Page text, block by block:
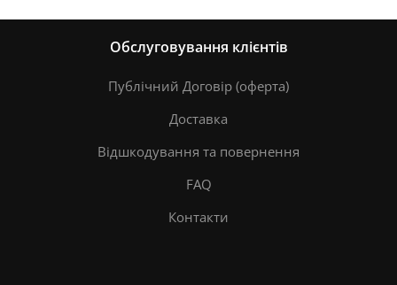
Обслуговування клієнтів
Публічний Договір (оферта)
Доставка
Відшкодування та повернення
FAQ
Контакти